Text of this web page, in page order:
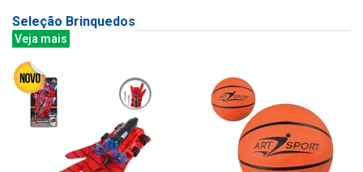
Seleção Brinquedos
Veja mais